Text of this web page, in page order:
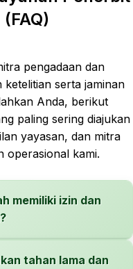
pengadaan dan
serta jaminan
Anda, berikut
paling sering diajukan
yayasan, dan mitra
operasional kami.
memiliki izin dan
tahan lama dan